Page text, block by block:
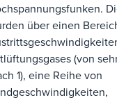
über einen
(von
1), eine Reihe von